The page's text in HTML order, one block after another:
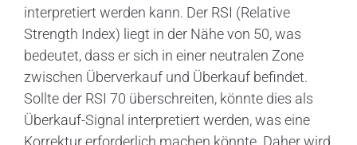
interpretiert werden kann. Der RSI (Relative
Strength Index) liegt in der Nähe von 50, was
bedeutet, dass er sich in einer neutralen Zone
zwischen Überverkauf und Überkauf befindet.
Sollte der RSI 70 überschreiten, könnte dies als
Überkauf-Signal interpretiert werden, was eine
Korrektur erforderlich machen könnte. Daher wird